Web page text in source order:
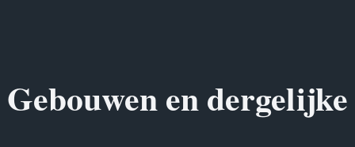
Gebouwen en dergelijke